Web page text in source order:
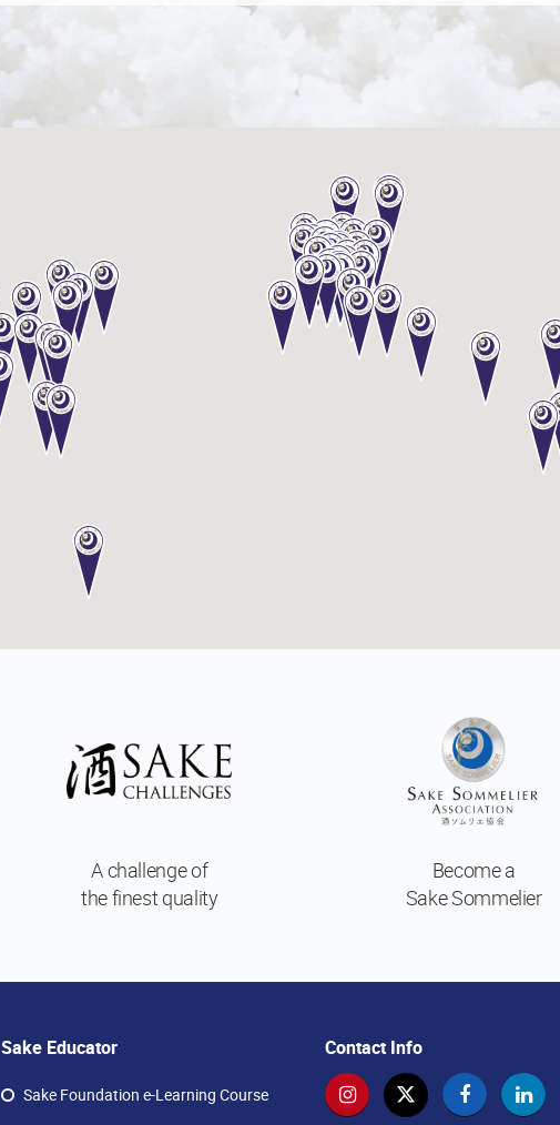
A challenge of
the finest quality
Become a
Sake Sommelier
Sake Educator
Sake Foundation e-Learning Course
Contact Info